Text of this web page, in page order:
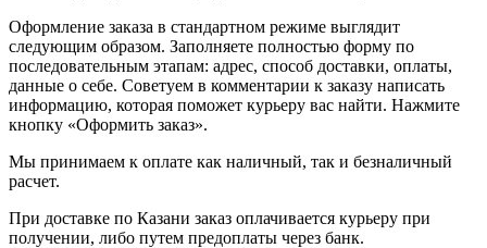
Оформление заказа в стандартном режиме выглядит
следующим образом. Заполняете полностью форму по
последовательным этапам: адрес, способ доставки, оплаты,
данные о себе. Советуем в комментарии к заказу написать
информацию, которая поможет курьеру вас найти. Нажмите
кнопку «Оформить заказ».
Мы принимаем к оплате как наличный, так и безналичный
расчет.
При доставке по Казани заказ оплачивается курьеру при
получении, либо путем предоплаты через банк.